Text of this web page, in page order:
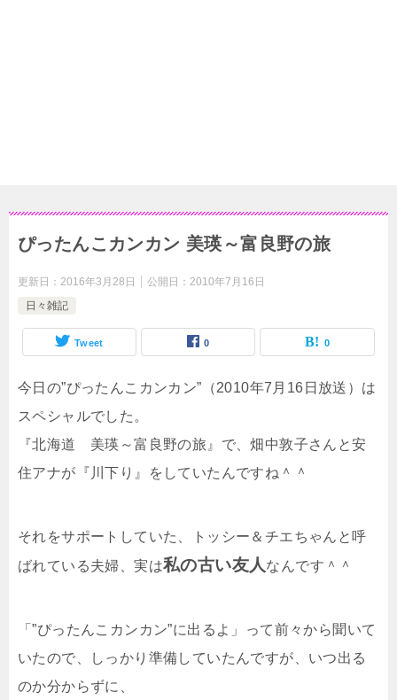
ぴったんこカンカン 美瑛～富良野の旅
更新日： 2016年3月28日 公開日： 2010年7月16日
日々雑記
Tweet 0 0
今日の”ぴったんこカンカン”（2010年7月16日放送）は
スペシャルでした。
『北海道 美瑛～富良野の旅』で、畑中敦子さんと安
住アナが『川下り』をしていたんですね＾＾
それをサポートしていた、トッシー＆チエちゃんと呼
ばれている夫婦、実は私の古い友人 なんです＾＾
「”ぴったんこカンカン”に出るよ」って前々から聞いて
いたので、しっかり準備していたんですが、いつ出る
のか分からずに、